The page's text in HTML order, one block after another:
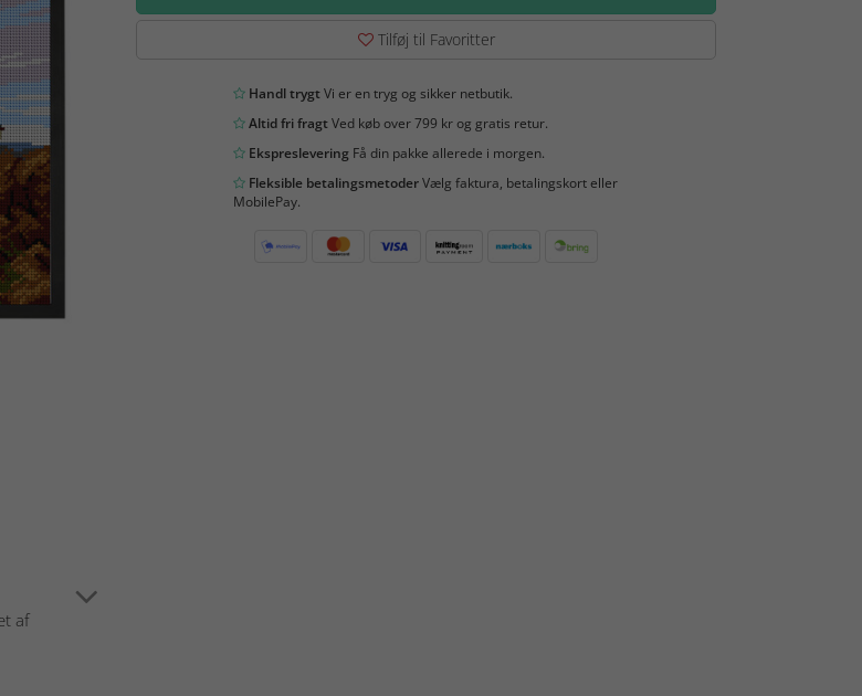
af
Tilføj til Favoritter
Handl trygtVi er en tryg og sikker netbutik.
Altid fri fragtVed køb over 799 kr og gratis retur.
EkspresleveringFå din pakke allerede i morgen.
Fleksible betalingsmetoderVælg faktura, betalingskort eller
MobilePay.